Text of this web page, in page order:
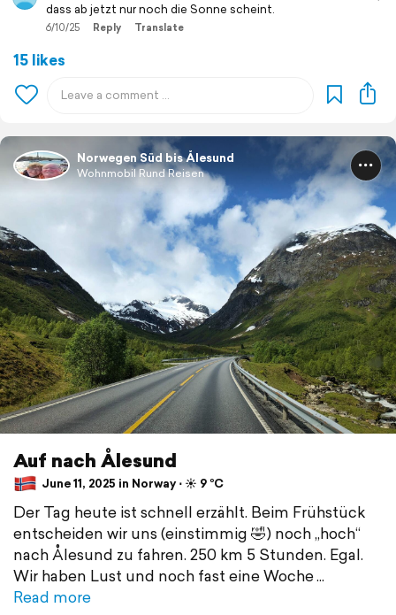
dass ab jetzt nur noch die Sonne scheint.
6/10/25 Reply Translate
15 likes
Norwegen Süd bis Ålesund
Wohnmobil Rund Reisen
Auf nach Ålesund
June 11, 2025 in Norway ⋅ ☀️ 9 °C
Der Tag heute ist schnell erzählt. Beim Frühstück
entscheiden wir uns (einstimmig 🤣) noch „hoch“
nach Ålesund zu fahren. 250 km 5 Stunden. Egal.
Wir haben Lust und noch fast eine Woche
Read more